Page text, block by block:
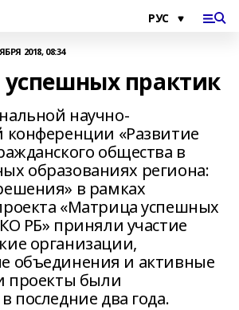
2018, 08:34
практик
научно-
конференции «Развитие
общества в
образованиях региона:
в рамках
«Матрица успешных
РБ» приняли участие
организации,
объединения и активные
проекты были
последние два года.